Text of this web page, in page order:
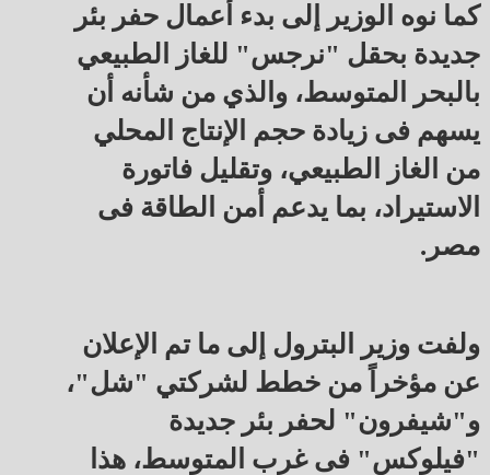
كما نوه الوزير إلى بدء أعمال حفر بئر
جديدة بحقل "نرجس" للغاز الطبيعي
بالبحر المتوسط، والذي من شأنه أن
يسهم فى زيادة حجم الإنتاج المحلي
من الغاز الطبيعي، وتقليل فاتورة
الاستيراد، بما يدعم أمن الطاقة فى
مصر.
ولفت وزير البترول إلى ما تم الإعلان
عن مؤخراً من خطط لشركتي "شل"،
و"شيفرون" لحفر بئر جديدة
"فيلوكس" فى غرب المتوسط، هذا